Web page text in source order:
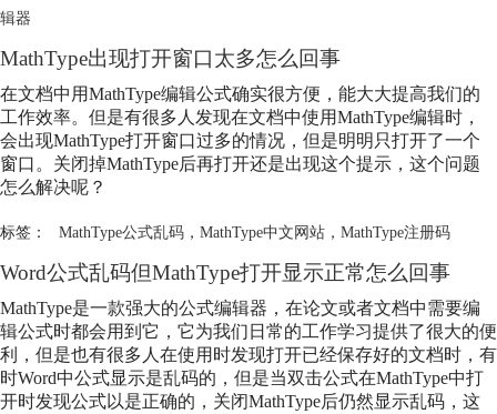
辑器
MathType出现打开窗口太多怎么回事
在文档中用MathType编辑公式确实很方便，能大大提高我们的
工作效率。但是有很多人发现在文档中使用MathType编辑时，
会出现MathType打开窗口过多的情况，但是明明只打开了一个
窗口。关闭掉MathType后再打开还是出现这个提示，这个问题
怎么解决呢？
标签： MathType公式乱码， MathType中文网站， MathType注册码
Word公式乱码但MathType打开显示正常怎么回事
MathType是一款强大的公式编辑器，在论文或者文档中需要编
辑公式时都会用到它，它为我们日常的工作学习提供了很大的便
利，但是也有很多人在使用时发现打开已经保存好的文档时，有
时Word中公式显示是乱码的，但是当双击公式在MathType中打
开时发现公式以是正确的，关闭MathType后仍然显示乱码，这